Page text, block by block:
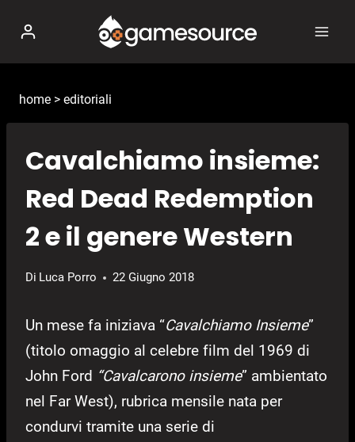
contenuto
home > editoriali
Cavalchiamo insieme:
Red Dead Redemption
2 e il genere Western
Di Luca Porro 22 Giugno 2018
Un mese fa iniziava “Cavalchiamo Insieme”
(titolo omaggio al celebre film del 1969 di
John Ford “Cavalcarono insieme” ambientato
nel Far West), rubrica mensile nata per
condurvi tramite una serie di